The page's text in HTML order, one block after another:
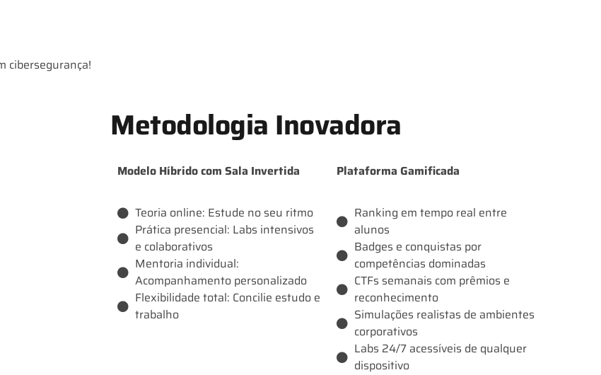
cibersegurança!
Metodologia Inovadora
Modelo Híbrido com Sala Invertida
Teoria online: Estude no seu ritmo
Prática presencial: Labs intensivos
e colaborativos
Mentoria individual:
Acompanhamento personalizado
Flexibilidade total: Concilie estudo e
trabalho
Plataforma Gamificada
Ranking em tempo real entre
alunos
Badges e conquistas por
competências dominadas
CTFs semanais com prêmios e
reconhecimento
Simulações realistas de ambientes
corporativos
Labs 24/7 acessíveis de qualquer
dispositivo